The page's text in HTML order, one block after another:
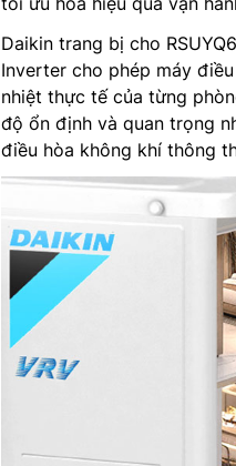
Daikin trang bị cho
Inverter cho phép máy
nhiệt thực tế của từng
độ ổn định và quan trọng
điều hòa không khí thông